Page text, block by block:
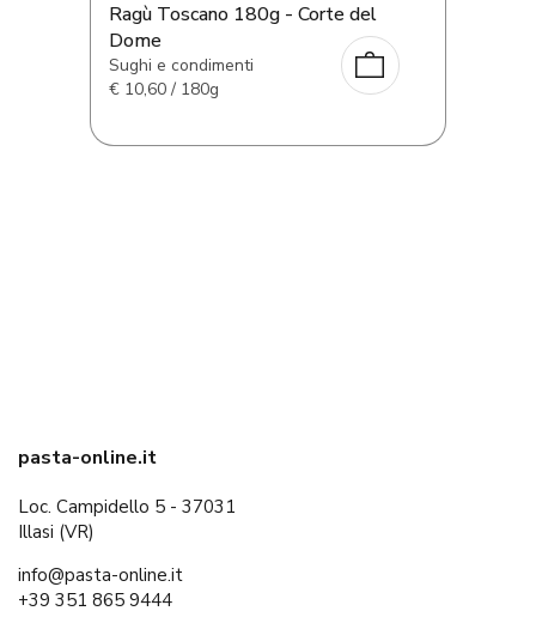
Ragù Toscano 180g - Corte del
Dome
Sughi e condimenti
€ 10,60 / 180g
pasta-online.it
Loc. Campidello 5 - 37031
Illasi (VR)
info@pasta-online.it
+39 351 865 9444